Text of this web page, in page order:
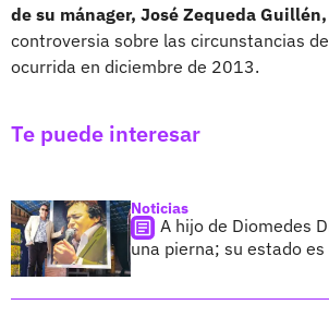
de su mánager, José Zequeda
controversia sobre las circunstancias
ocurrida en diciembre de 2013.
Te puede interesar
Noticias
A hijo de Diomedes
una pierna; su estado